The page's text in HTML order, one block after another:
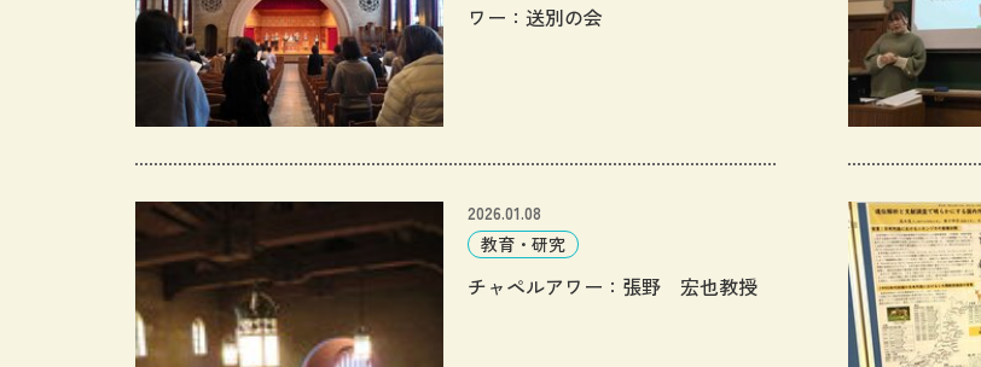
ワー：送別の会
2026.01.08
教育・研究
チャペルアワー：張野 宏也教授